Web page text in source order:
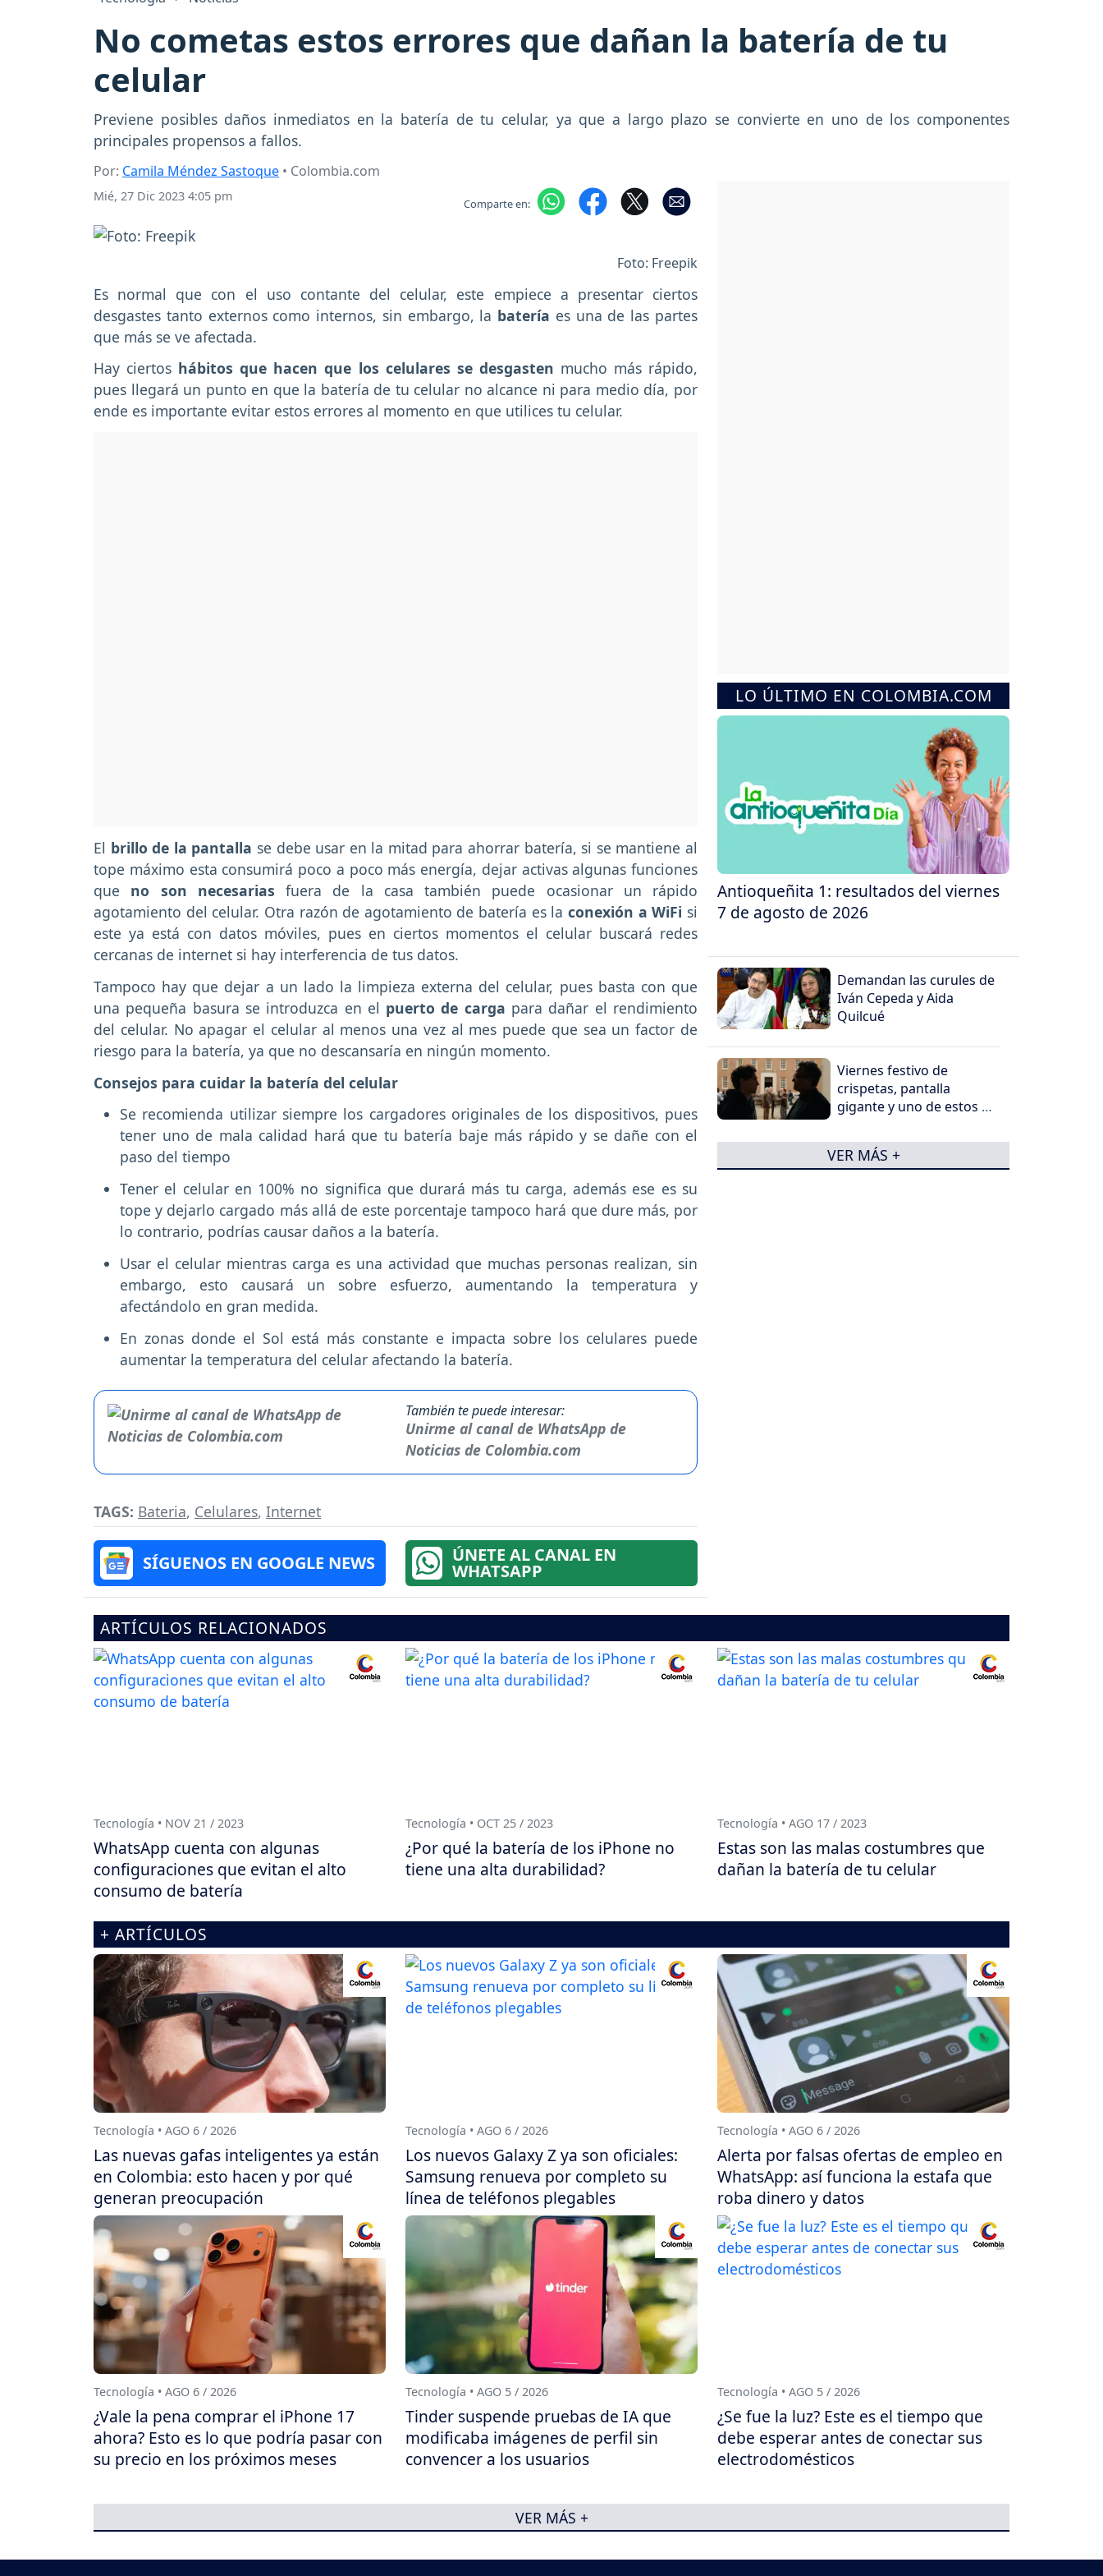
No cometas estos errores que dañan la batería de tu
celular
Previene posibles daños inmediatos en la batería de tu celular, ya que a largo plazo se convierte en uno de los componentes
principales propensos a fallos.
Por: Camila Méndez Sastoque • Colombia.com
Mié, 27 Dic 2023 4:05 pm Comparte en:
Foto: Freepik
Es normal que con el uso contante del celular, este empiece a presentar ciertos
desgastes tanto externos como internos, sin embargo, la batería es una de las partes
que más se ve afectada.
Hay ciertos hábitos que hacen que los celulares se desgasten mucho más rápido,
pues llegará un punto en que la batería de tu celular no alcance ni para medio día, por
ende es importante evitar estos errores al momento en que utilices tu celular.
El brillo de la pantalla se debe usar en la mitad para ahorrar batería, si se mantiene al
tope máximo esta consumirá poco a poco más energía, dejar activas algunas funciones
que no son necesarias fuera de la casa también puede ocasionar un rápido
agotamiento del celular. Otra razón de agotamiento de batería es la conexión a WiFi si
este ya está con datos móviles, pues en ciertos momentos el celular buscará redes
cercanas de internet si hay interferencia de tus datos.
Tampoco hay que dejar a un lado la limpieza externa del celular, pues basta con que
una pequeña basura se introduzca en el puerto de carga para dañar el rendimiento
del celular. No apagar el celular al menos una vez al mes puede que sea un factor de
riesgo para la batería, ya que no descansaría en ningún momento.
Consejos para cuidar la batería del celular
Se recomienda utilizar siempre los cargadores originales de los dispositivos, pues
tener uno de mala calidad hará que tu batería baje más rápido y se dañe con el
paso del tiempo
Tener el celular en 100% no significa que durará más tu carga, además ese es su
tope y dejarlo cargado más allá de este porcentaje tampoco hará que dure más, por
lo contrario, podrías causar daños a la batería.
Usar el celular mientras carga es una actividad que muchas personas realizan, sin
embargo, esto causará un sobre esfuerzo, aumentando la temperatura y
afectándolo en gran medida.
En zonas donde el Sol está más constante e impacta sobre los celulares puede
aumentar la temperatura del celular afectando la batería.
También te puede interesar:
Unirme al canal de WhatsApp de
Noticias de Colombia.com
TAGS: Bateria, Celulares, Internet
SÍGUENOS EN GOOGLE NEWS ÚNETE AL CANAL EN
WHATSAPP
LO ÚLTIMO EN COLOMBIA.COM
Antioqueñita 1: resultados del viernes
7 de agosto de 2026
Demandan las curules de
Iván Cepeda y Aida
Quilcué
Viernes festivo de
crispetas, pantalla
gigante y uno de estos 5
VER MÁS +
ARTÍCULOS RELACIONADOS
Tecnología • NOV 21 / 2023
WhatsApp cuenta con algunas
configuraciones que evitan el alto
consumo de batería
Tecnología • OCT 25 / 2023
¿Por qué la batería de los iPhone no
tiene una alta durabilidad?
Tecnología • AGO 17 / 2023
Estas son las malas costumbres que
dañan la batería de tu celular
+ ARTÍCULOS
Tecnología • AGO 6 / 2026
Las nuevas gafas inteligentes ya están
en Colombia: esto hacen y por qué
generan preocupación
Tecnología • AGO 6 / 2026
Los nuevos Galaxy Z ya son oficiales:
Samsung renueva por completo su
línea de teléfonos plegables
Tecnología • AGO 6 / 2026
Alerta por falsas ofertas de empleo en
WhatsApp: así funciona la estafa que
roba dinero y datos
Tecnología • AGO 6 / 2026
¿Vale la pena comprar el iPhone 17
ahora? Esto es lo que podría pasar con
su precio en los próximos meses
Tecnología • AGO 5 / 2026
Tinder suspende pruebas de IA que
modificaba imágenes de perfil sin
convencer a los usuarios
Tecnología • AGO 5 / 2026
¿Se fue la luz? Este es el tiempo que
debe esperar antes de conectar sus
electrodomésticos
VER MÁS +